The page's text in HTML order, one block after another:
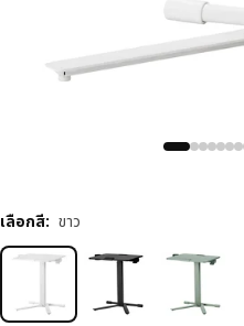
เลือกสี: ขาว